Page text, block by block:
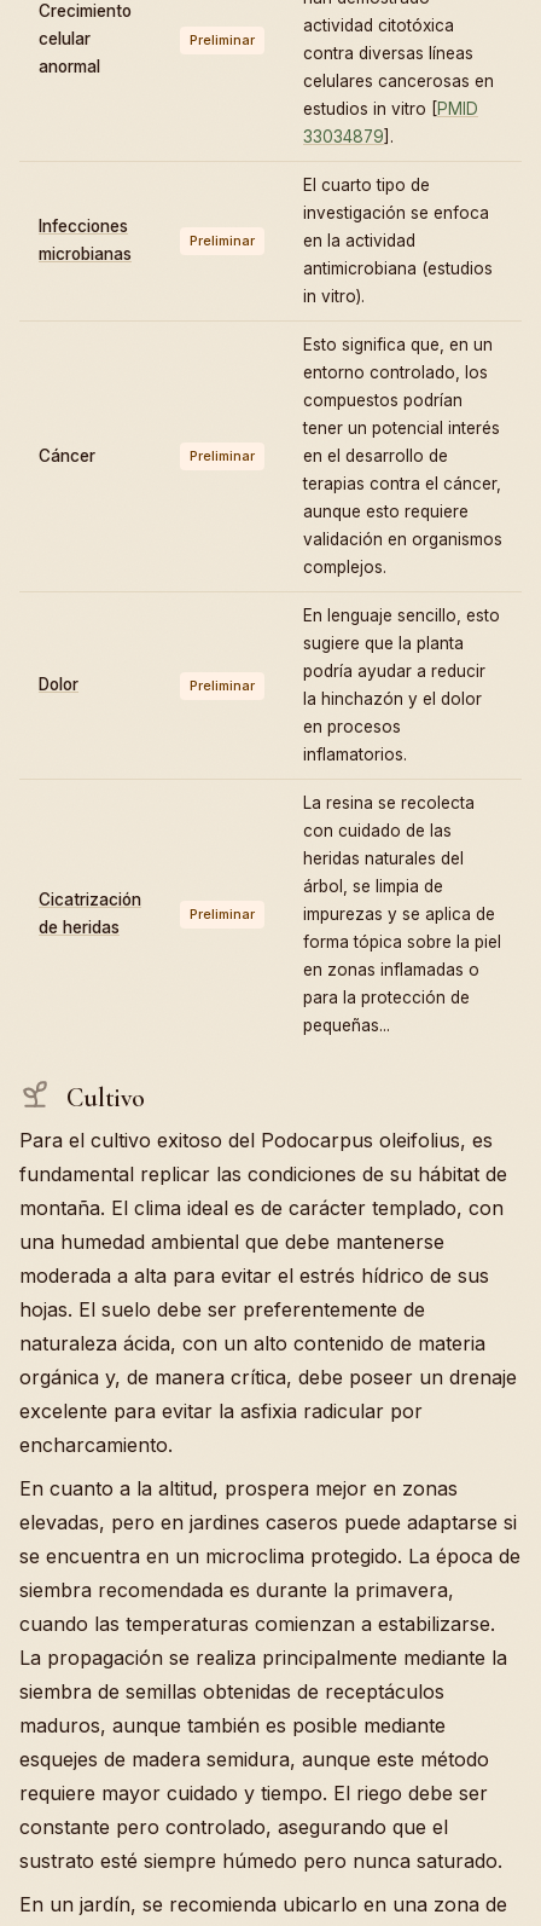
Crecimiento
celular
anormal
Preliminar
actividad citotóxica
contra diversas líneas
celulares cancerosas en
estudios in vitro [PMID
33034879].
Infecciones
microbianas
Preliminar
El cuarto tipo de
investigación se enfoca
en la actividad
antimicrobiana (estudios
in vitro).
Cáncer Preliminar
Esto significa que, en un
entorno controlado, los
compuestos podrían
tener un potencial interés
en el desarrollo de
terapias contra el cáncer,
aunque esto requiere
validación en organismos
complejos.
Dolor Preliminar
En lenguaje sencillo, esto
sugiere que la planta
podría ayudar a reducir
la hinchazón y el dolor
en procesos
inflamatorios.
Cicatrización
de heridas
Preliminar
La resina se recolecta
con cuidado de las
heridas naturales del
árbol, se limpia de
impurezas y se aplica de
forma tópica sobre la piel
en zonas inflamadas o
para la protección de
pequeñas...
Cultivo
Para el cultivo exitoso del Podocarpus oleifolius, es
fundamental replicar las condiciones de su hábitat de
montaña. El clima ideal es de carácter templado, con
una humedad ambiental que debe mantenerse
moderada a alta para evitar el estrés hídrico de sus
hojas. El suelo debe ser preferentemente de
naturaleza ácida, con un alto contenido de materia
orgánica y, de manera crítica, debe poseer un drenaje
excelente para evitar la asfixia radicular por
encharcamiento.
En cuanto a la altitud, prospera mejor en zonas
elevadas, pero en jardines caseros puede adaptarse si
se encuentra en un microclima protegido. La época de
siembra recomendada es durante la primavera,
cuando las temperaturas comienzan a estabilizarse.
La propagación se realiza principalmente mediante la
siembra de semillas obtenidas de receptáculos
maduros, aunque también es posible mediante
esquejes de madera semidura, aunque este método
requiere mayor cuidado y tiempo. El riego debe ser
constante pero controlado, asegurando que el
sustrato esté siempre húmedo pero nunca saturado.
En un jardín, se recomienda ubicarlo en una zona de